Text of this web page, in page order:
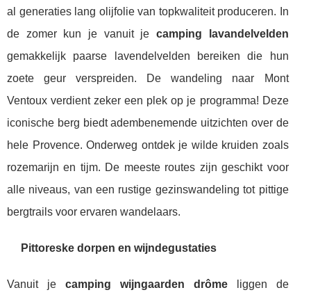
al generaties lang olijfolie van topkwaliteit produceren. In
de zomer kun je vanuit je camping lavandelvelden
gemakkelijk paarse lavendelvelden bereiken die hun
zoete geur verspreiden. De wandeling naar Mont
Ventoux verdient zeker een plek op je programma! Deze
iconische berg biedt adembenemende uitzichten over de
hele Provence. Onderweg ontdek je wilde kruiden zoals
rozemarijn en tijm. De meeste routes zijn geschikt voor
alle niveaus, van een rustige gezinswandeling tot pittige
bergtrails voor ervaren wandelaars.
Pittoreske dorpen en wijndegustaties
Vanuit je camping wijngaarden drômeliggen de